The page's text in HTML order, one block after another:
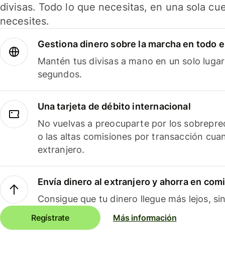
divisas. Todo lo que necesitas, en una sola
necesites.
Gestiona dinero sobre la marcha en todo
Mantén tus divisas a mano en un solo
segundos.
Una tarjeta de débito internacional
No vuelvas a preocuparte por los
o las altas comisiones por transacción
extranjero.
Envía dinero al extranjero y ahorra en
Consigue que tu dinero llegue más lejos,
Regístrate Más información